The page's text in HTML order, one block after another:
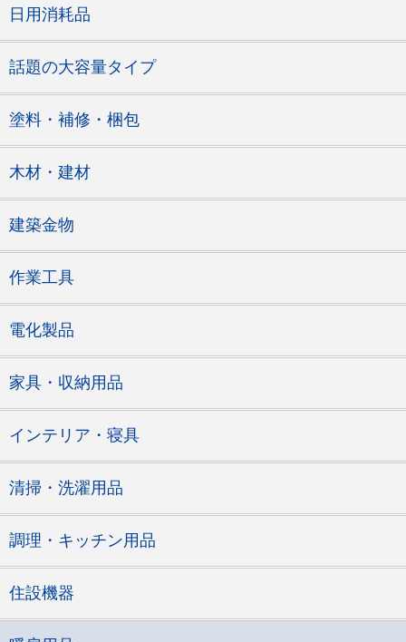
日用消耗品
話題の大容量タイプ
塗料・補修・梱包
木材・建材
建築金物
作業工具
電化製品
家具・収納用品
インテリア・寝具
清掃・洗濯用品
調理・キッチン用品
住設機器